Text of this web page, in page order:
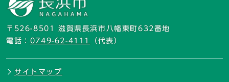
〒526-8501 滋賀県長浜市八幡東町632番地
電話： 0749-62-4111 （代表）
サイトマップ